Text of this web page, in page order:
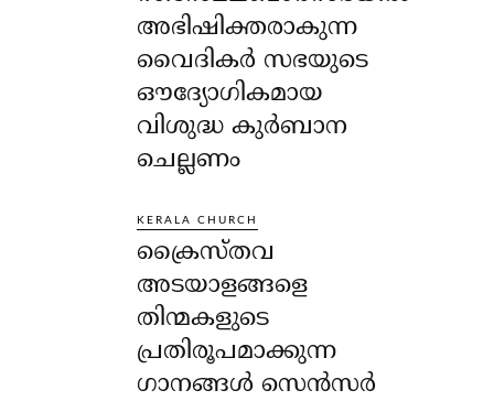
അഭിഷിക്തരാകുന്ന
വൈദികർ സഭയുടെ
ഔദ്യോഗികമായ
വിശുദ്ധ കുർബാന
ചെല്ലണം
KERALA CHURCH
ക്രൈസ്തവ
അടയാളങ്ങളെ
തിന്മകളുടെ
പ്രതിരൂപമാക്കുന്ന
ഗാനങ്ങൾ സെൻസർ